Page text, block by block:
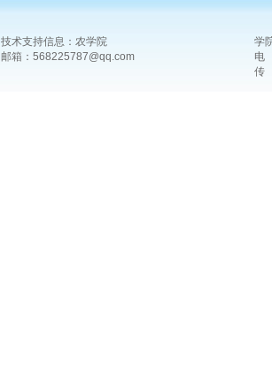
技术支持信息：农学院
学
邮箱：568225787@qq.com
电
传